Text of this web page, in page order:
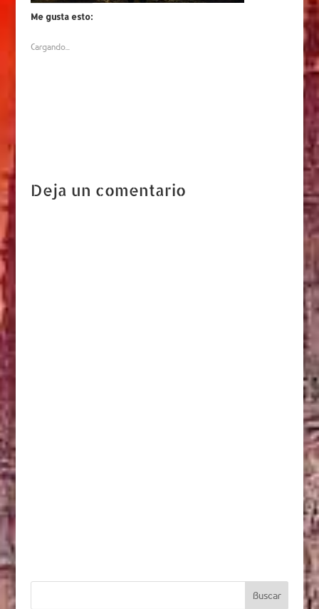
Me gusta esto:
Cargando...
Deja un comentario